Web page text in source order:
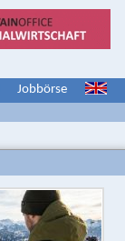
Jobbörse